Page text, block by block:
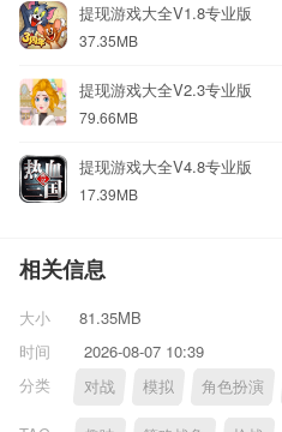
提现游戏大全V1.8专业版
37.35MB
提现游戏大全V2.3专业版
79.66MB
提现游戏大全V4.8专业版
17.39MB
相关信息
大小
81.35MB
时间
2026-08-07 10:39
分类
对战 模拟 角色扮演